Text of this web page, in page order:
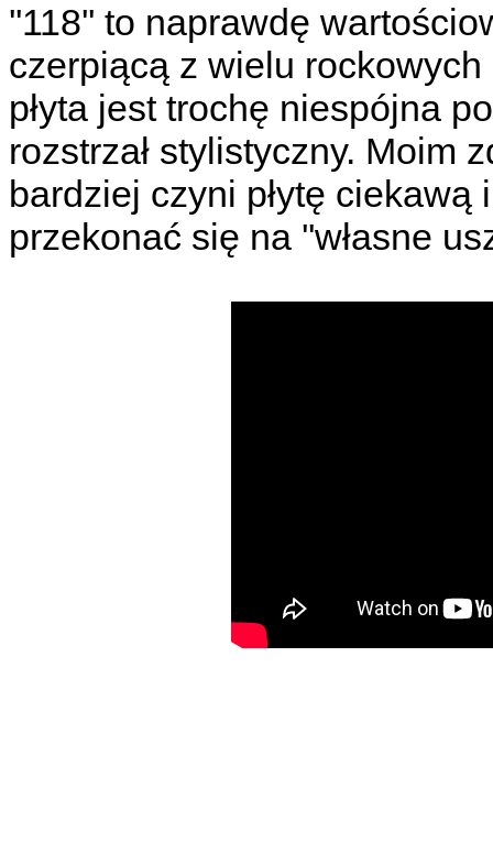
''118'' to naprawdę
czerpiącą z wielu rockowych
płyta jest trochę niespójna
rozstrzał stylistyczny. Moim
bardziej czyni płytę
przekonać się na ''własne